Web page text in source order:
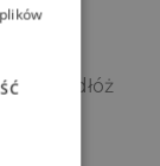
odłóż